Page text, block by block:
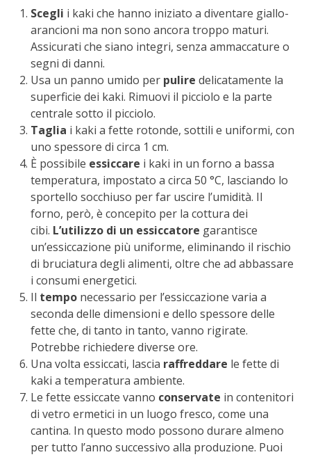
COMPO
HUSQVARNA
ZAPI GARDEN
BENZA
ORTO BIO – TECNICHE DI COLTIVAZIONE
THERMACELL
TAP TRAP
IL MIO ORTO
ANIMALI UMANI E NON UMANI
IL MIO 2025
COLTIVARE L’OLIVO
CORMIK
VIGNETO BIO
Scegli i kaki che hanno iniziato a diventare giallo-
arancioni ma non sono ancora troppo maturi.
Assicurati che siano integri, senza ammaccature o
segni di danni.
Usa un panno umido per pulire delicatamente la
superficie dei kaki. Rimuovi il picciolo e la parte
centrale sotto il picciolo.
Taglia i kaki a fette rotonde, sottili e uniformi, con
uno spessore di circa 1 cm.
È possibile essiccare i kaki in un forno a bassa
temperatura, impostato a circa 50 °C, lasciando lo
sportello socchiuso per far uscire l’umidità. Il
forno, però, è concepito per la cottura dei
cibi. L’utilizzo di un essiccatore garantisce
un’essiccazione più uniforme, eliminando il rischio
di bruciatura degli alimenti, oltre che ad abbassare
i consumi energetici.
Il tempo necessario per l’essiccazione varia a
seconda delle dimensioni e dello spessore delle
fette che, di tanto in tanto, vanno rigirate.
Potrebbe richiedere diverse ore.
Una volta essiccati, lascia raffreddare le fette di
kaki a temperatura ambiente.
Le fette essiccate vanno conservate in contenitori
di vetro ermetici in un luogo fresco, come una
cantina. In questo modo possono durare almeno
per tutto l’anno successivo alla produzione. Puoi